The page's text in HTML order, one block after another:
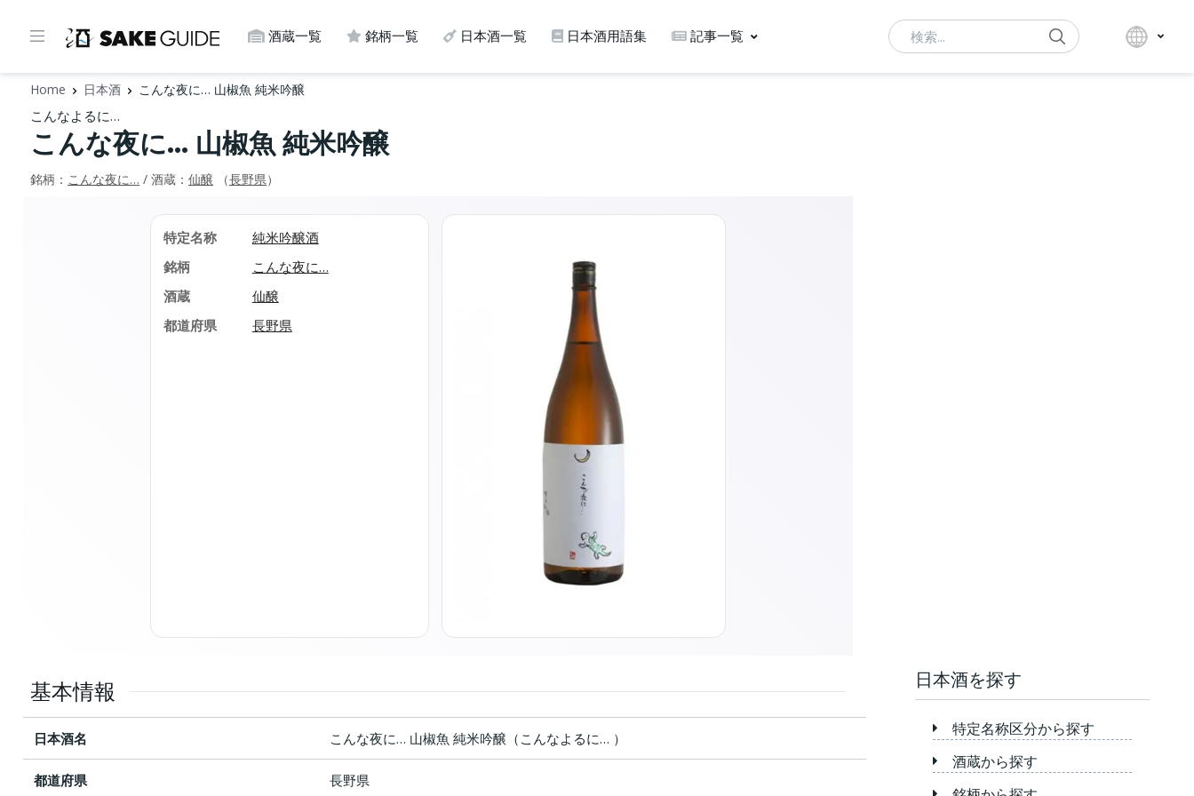
酒蔵一覧 銘柄一覧 日本酒一覧 日本酒用語集 記事一覧 Search
Home 日本酒 こんな夜に… 山椒魚 純米吟醸
こんなよるに…
こんな夜に… 山椒魚 純米吟醸
銘柄： こんな夜に… / 酒蔵： 仙醸 （長野県）
特定名称
純米吟醸酒
銘柄
こんな夜に…
酒蔵
仙醸
都道府県
長野県
基本情報
日本酒名 こんな夜に… 山椒魚 純米吟醸（こんなよるに… ）
都道府県 長野県
日本酒を探す
特定名称区分から探す
酒蔵から探す